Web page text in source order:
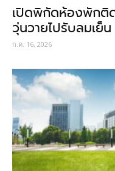
เปิดพิกัดห้องพักติ
วุ่นวายไปรับลมเย็น
ก.ค. 16, 2026